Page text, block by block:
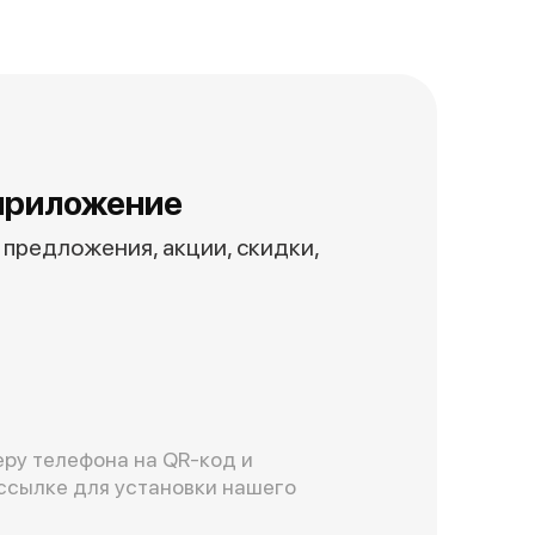
акции, скидки,
телефона на QR-код и
для установки нашего